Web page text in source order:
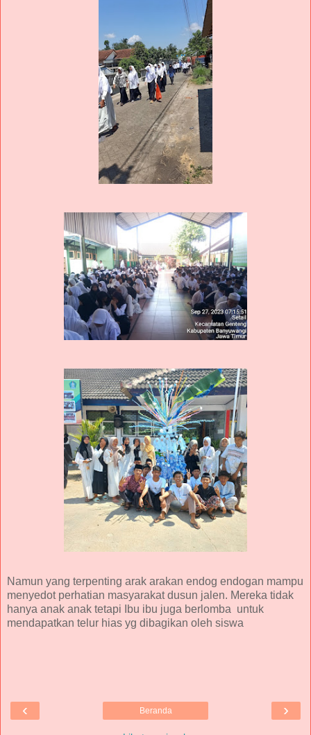
Namun yang terpenting arak arakan endog endogan mampu
menyedot perhatian masyarakat dusun jalen. Mereka tidak
hanya anak anak tetapi Ibu ibu juga berlomba untuk
mendapatkan telur hias yg dibagikan oleh siswa
‹ ›
Beranda